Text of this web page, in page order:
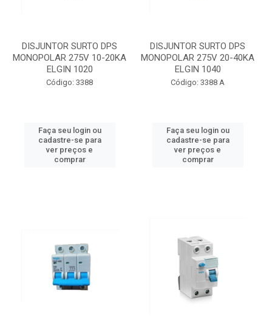
DISJUNTOR SURTO DPS
MONOPOLAR 275V 10-20KA
ELGIN 1020
Código: 3388
Faça seu login ou
cadastre-se para
ver preços e
comprar
DISJUNTOR SURTO DPS
MONOPOLAR 275V 20-40KA
ELGIN 1040
Código: 3388 A
Faça seu login ou
cadastre-se para
ver preços e
comprar